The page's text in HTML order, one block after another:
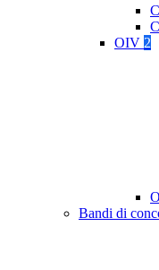
OIV 2
Bandi di